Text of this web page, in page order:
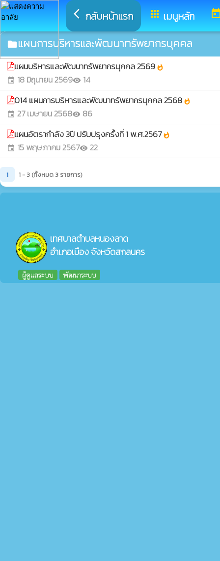
arrow_back_ios กลับหน้าแรก apps เมนูหลัก
folderแผนการบริหารและพัฒนาทรัพยากรบุคคล
แผนบริหารและพัฒนาทรัพยากรบุคคล 2569 whatshot
event 18 มิถุนายน 2569visibility 14
014 แผนการบริหารและพัฒนาทรัพยากรบุคคล 2568 whatshot
event 27 เมษายน 2568visibility 86
แผนอัตรากำลัง 3ปี ปรับปรุงครั้งที่ 1 พ.ศ.2567whatshot
event 15 พฤษภาคม 2567visibility 22
1 1 - 3 (ทั้งหมด 3 รายการ)
เทศบาลตำบลหนองลาด
อำเภอเมือง จังหวัดสกลนคร
ผู้ดูแลระบบ พัฒนาระบบ